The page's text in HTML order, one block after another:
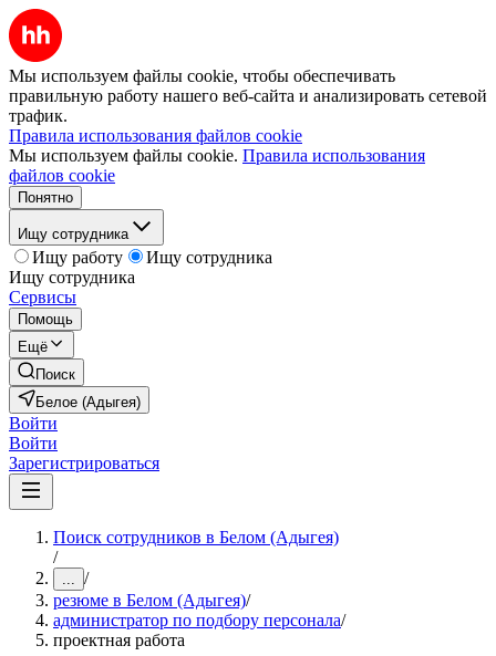
Мы используем файлы cookie, чтобы обеспечивать
правильную работу нашего веб-сайта и анализировать сетевой
трафик.
Правила использования файлов cookie
Мы используем файлы cookie. Правила использования
файлов cookie
Понятно
Ищу сотрудника
Ищу работу
Ищу сотрудника
Ищу сотрудника
Сервисы
Помощь
Ещё
Поиск
Белое (Адыгея)
Войти
Войти
Зарегистрироваться
Поиск сотрудников в Белом (Адыгея)
/
... /
резюме в Белом (Адыгея)/
администратор по подбору персонала/
проектная работа